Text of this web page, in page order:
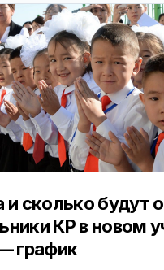
и сколько будут
КР в новом
график